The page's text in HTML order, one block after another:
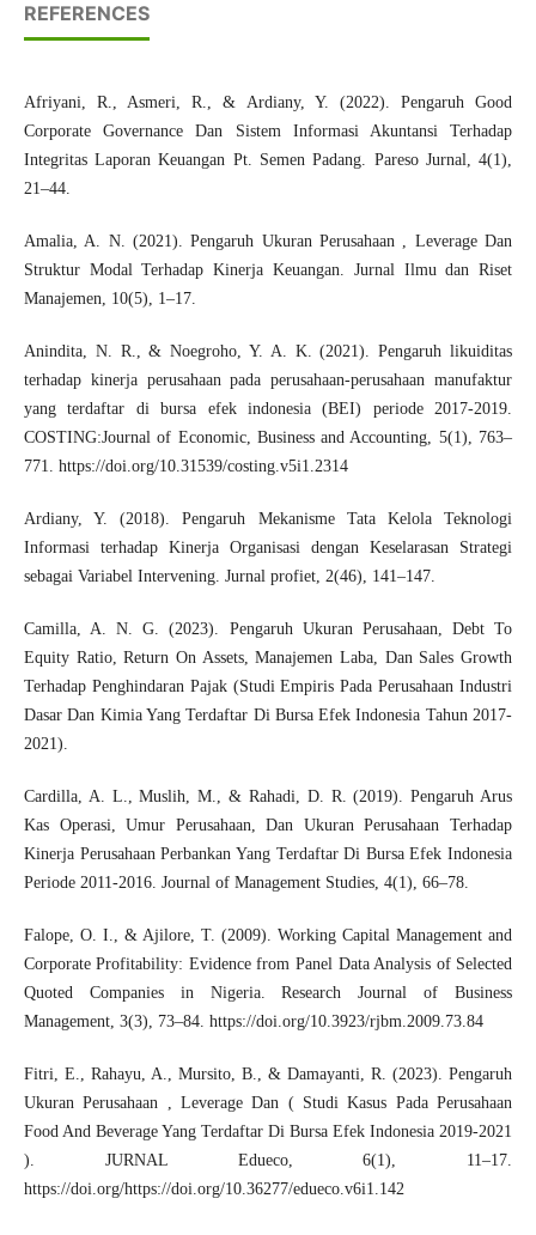
REFERENCES
Afriyani, R., Asmeri, R., & Ardiany, Y. (2022). Pengaruh Good
Corporate Governance Dan Sistem Informasi Akuntansi Terhadap
Integritas Laporan Keuangan Pt. Semen Padang. Pareso Jurnal, 4(1),
21–44.
Amalia, A. N. (2021). Pengaruh Ukuran Perusahaan , Leverage Dan
Struktur Modal Terhadap Kinerja Keuangan. Jurnal Ilmu dan Riset
Manajemen, 10(5), 1–17.
Anindita, N. R., & Noegroho, Y. A. K. (2021). Pengaruh likuiditas
terhadap kinerja perusahaan pada perusahaan-perusahaan manufaktur
yang terdaftar di bursa efek indonesia (BEI) periode 2017-2019.
COSTING:Journal of Economic, Business and Accounting, 5(1), 763–
771. https://doi.org/10.31539/costing.v5i1.2314
Ardiany, Y. (2018). Pengaruh Mekanisme Tata Kelola Teknologi
Informasi terhadap Kinerja Organisasi dengan Keselarasan Strategi
sebagai Variabel Intervening. Jurnal profiet, 2(46), 141–147.
Camilla, A. N. G. (2023). Pengaruh Ukuran Perusahaan, Debt To
Equity Ratio, Return On Assets, Manajemen Laba, Dan Sales Growth
Terhadap Penghindaran Pajak (Studi Empiris Pada Perusahaan Industri
Dasar Dan Kimia Yang Terdaftar Di Bursa Efek Indonesia Tahun 2017-
2021).
Cardilla, A. L., Muslih, M., & Rahadi, D. R. (2019). Pengaruh Arus
Kas Operasi, Umur Perusahaan, Dan Ukuran Perusahaan Terhadap
Kinerja Perusahaan Perbankan Yang Terdaftar Di Bursa Efek Indonesia
Periode 2011-2016. Journal of Management Studies, 4(1), 66–78.
Falope, O. I., & Ajilore, T. (2009). Working Capital Management and
Corporate Profitability: Evidence from Panel Data Analysis of Selected
Quoted Companies in Nigeria. Research Journal of Business
Management, 3(3), 73–84. https://doi.org/10.3923/rjbm.2009.73.84
Fitri, E., Rahayu, A., Mursito, B., & Damayanti, R. (2023). Pengaruh
Ukuran Perusahaan , Leverage Dan ( Studi Kasus Pada Perusahaan
Food And Beverage Yang Terdaftar Di Bursa Efek Indonesia 2019-2021
). JURNAL Edueco, 6(1), 11–17.
https://doi.org/https://doi.org/10.36277/edueco.v6i1.142